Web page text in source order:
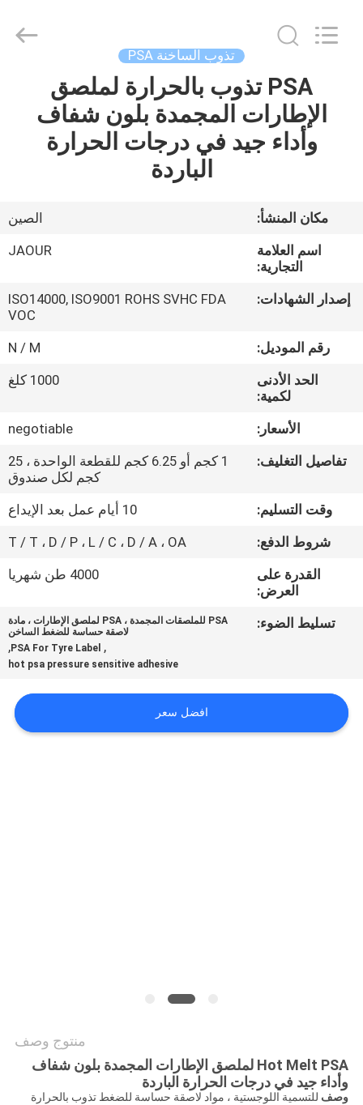
منتجات
المصنع
مراقبة
الجودة
بنا
أخبار
القضايا
اطلب
عرض
خريطة
Adhesive
Products
تذوب الساخنة PSA
PSA تذوب بالحرارة لملصق
الإطارات المجمدة بلون شفاف
وأداء جيد في درجات الحرارة
الباردة
مكان المنشأ:
الصين
اسم العلامة
التجارية:
JAOUR
إصدار الشهادات:
ISO14000, ISO9001 ROHS SVHC FDA
VOC
رقم الموديل:
N / M
الحد الأدنى
لكمية:
1000 كلغ
الأسعار:
negotiable
تفاصيل التغليف:
1 كجم أو 6.25 كجم للقطعة الواحدة ، 25
كجم لكل صندوق
وقت التسليم:
10 أيام عمل بعد الإيداع
شروط الدفع:
T / T ، D / P ، L / C ، D / A ، OA
القدرة على
العرض:
4000 طن شهريا
تسليط الضوء:
PSA للملصقات المجمدة ، PSA لملصق الإطارات ، مادة
لاصقة حساسة للضغط الساخن
,
PSA For Tyre Label
,
hot psa pressure sensitive adhesive
افضل سعر
منتوج وصف
Hot Melt PSA لملصق الإطارات المجمدة بلون شفاف
وأداء جيد في درجات الحرارة الباردة
وصف للتسمية اللوجستية ، مواد لاصقة حساسة للضغط تذوب بالحرارة